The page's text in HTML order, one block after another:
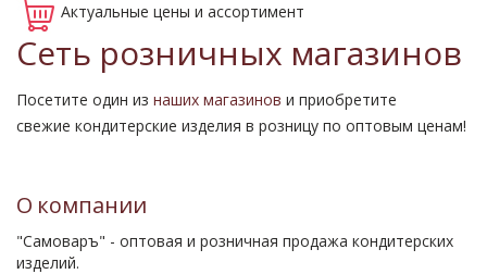
Актуальные цены и ассортимент
Сеть розничных магазинов
Посетите один из наших магазинов и приобретите
свежие кондитерские изделия в розницу по оптовым ценам!
О компании
"Самоваръ" - оптовая и розничная продажа кондитерских
изделий.